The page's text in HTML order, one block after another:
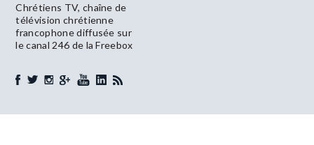
Chrétiens TV, chaîne de
télévision chrétienne
francophone diffusée sur
le canal 246 de la Freebox